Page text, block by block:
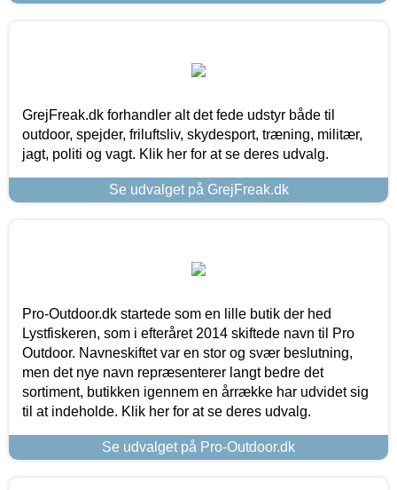
GrejFreak.dk forhandler alt det fede udstyr både til
outdoor, spejder, friluftsliv, skydesport, træning, militær,
jagt, politi og vagt. Klik her for at se deres udvalg.
Se udvalget på GrejFreak.dk
Pro-Outdoor.dk startede som en lille butik der hed
Lystfiskeren, som i efteråret 2014 skiftede navn til Pro
Outdoor. Navneskiftet var en stor og svær beslutning,
men det nye navn repræsenterer langt bedre det
sortiment, butikken igennem en årrække har udvidet sig
til at indeholde. Klik her for at se deres udvalg.
Se udvalget på Pro-Outdoor.dk